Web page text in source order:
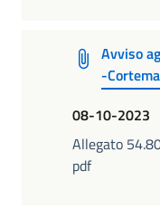
Avviso
-
08-10-2023
Allegato
pdf